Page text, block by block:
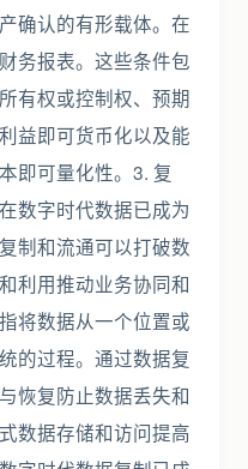
确认的有形载体。在
务报表。这些条件包
有权或控制权、预期
益即可货币化以及能
即可量化性。3. 复
数字时代数据已成为
制和流通可以打破数
利用推动业务协同和
将数据从一个位置或
的过程。通过数据复
恢复防止数据丢失和
数据存储和访问提高